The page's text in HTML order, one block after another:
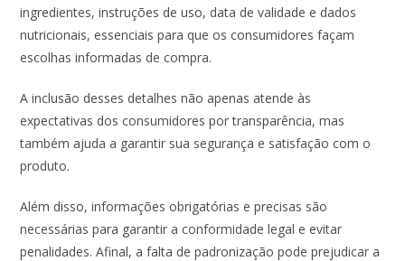
ingredientes, instruções de uso, data de validade e dados
nutricionais, essenciais para que os consumidores façam
escolhas informadas de compra.
A inclusão desses detalhes não apenas atende às
expectativas dos consumidores por transparência, mas
também ajuda a garantir sua segurança e satisfação com o
produto.
Além disso, informações obrigatórias e precisas são
necessárias para garantir a conformidade legal e evitar
penalidades. Afinal, a falta de padronização pode prejudicar a